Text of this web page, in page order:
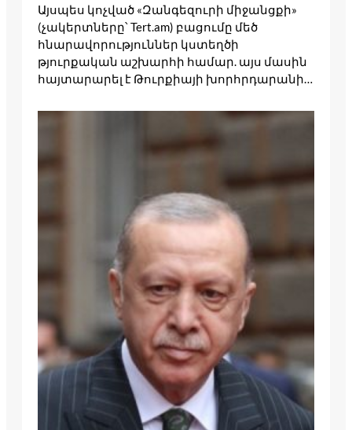
Այսպես կոչված «Զանգեզուրի միջանցքի»
(չակերտները՝ Tert.am) բացումը մեծ
հնարավորություններ կստեղծի
թյուրքական աշխարհի համար. այս մասին
հայտարարել է Թուրքիայի խորհրդարանի…